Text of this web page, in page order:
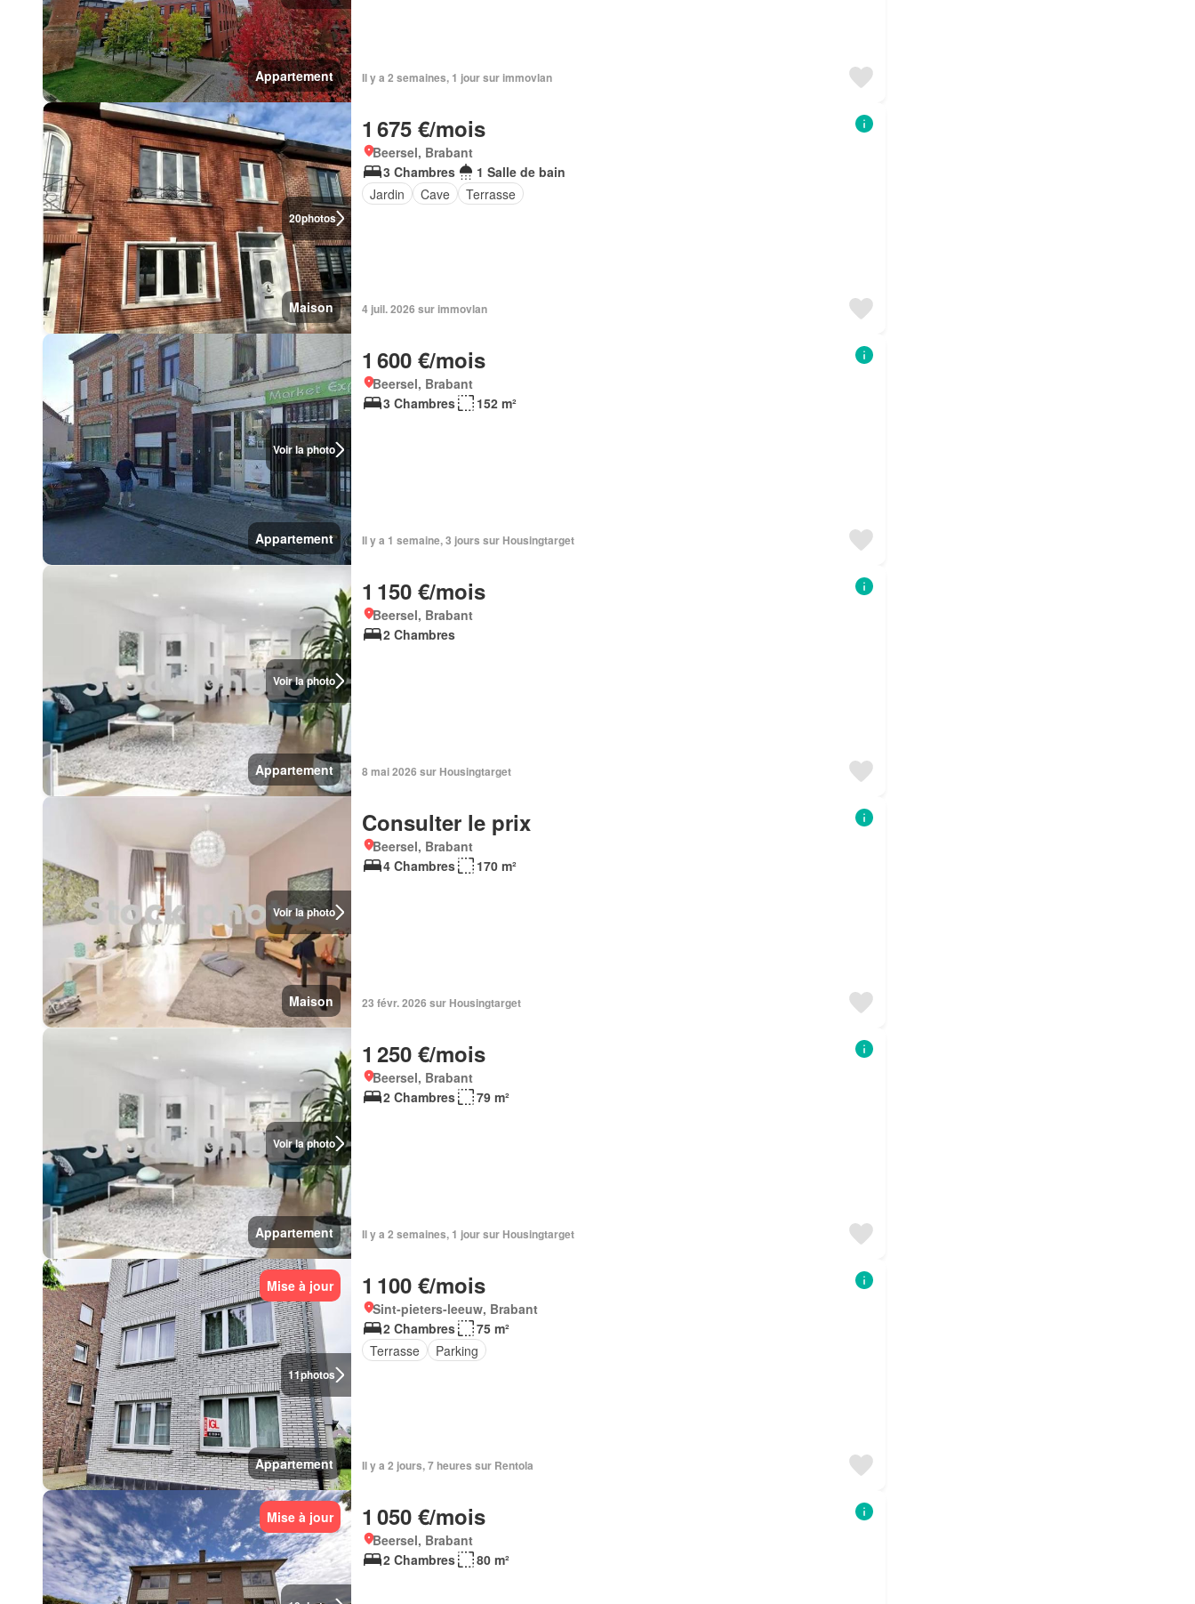
Appartement Il y a 2 semaines, 1 jour sur immovlan
20photos
Maison
1 675 €/mois
Beersel, Brabant
3 Chambres
1 Salle de bain
Jardin
Cave Terrasse
4 juil. 2026 sur immovlan
Voir la photo
Appartement
1 600 €/mois
Beersel, Brabant
3 Chambres
152 m²
Il y a 1 semaine, 3 jours sur Housingtarget
Voir la photo
Appartement
1 150 €/mois
Beersel, Brabant
2 Chambres
8 mai 2026 sur Housingtarget
Voir la photo
Maison
Consulter le prix
Beersel, Brabant
4 Chambres
170 m²
23 févr. 2026 sur Housingtarget
Voir la photo
Appartement
1 250 €/mois
Beersel, Brabant
2 Chambres
79 m²
Il y a 2 semaines, 1 jour sur Housingtarget
11photos
Mise à jour
Appartement
1 100 €/mois
Sint-pieters-leeuw, Brabant
2 Chambres
75 m²
Terrasse
Parking
Il y a 2 jours, 7 heures sur Rentola
Mise à jour 1 050 €/mois
Beersel, Brabant
2 Chambres
80 m²